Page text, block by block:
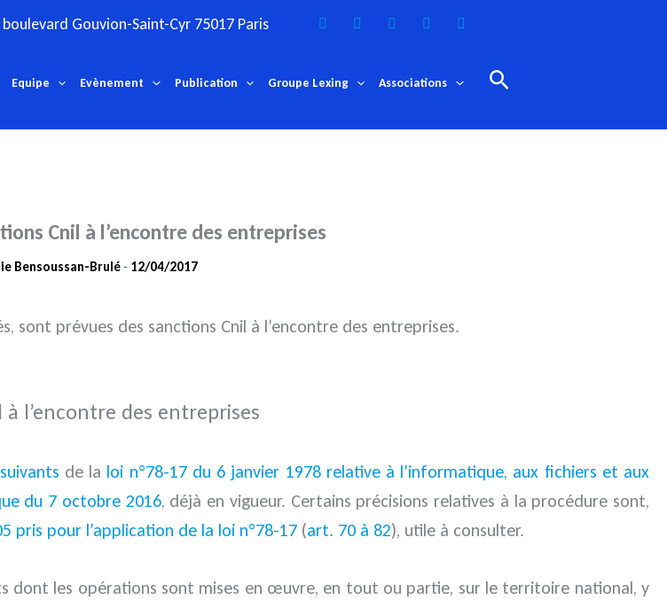
boulevard Gouvion-Saint-Cyr 75017 Paris
Equipe Evènement Publication Groupe Lexing Associations Rechercher
Cnil à l’encontre des entreprises
Bensoussan-Brulé - 12/04/2017
sont prévues des sanctions Cnil à l’encontre des entreprises.
l’encontre des entreprises
de la loi n°78-17 du 6 janvier 1978 relative à l’informatique, aux fichiers et aux
du 7 octobre 2016, déjà en vigueur. Certains précisions relatives à la procédure sont,
pris pour l’application de la loi n°78-17 (art. 70 à 82), utile à consulter.
dont les opérations sont mises en œuvre, en tout ou partie, sur le territoire national, y